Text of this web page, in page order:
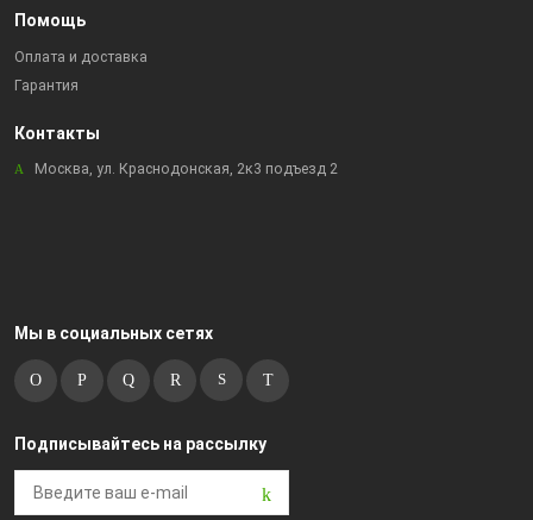
Помощь
Оплата и доставка
Гарантия
Контакты
Москва, ул. Краснодонская, 2к3 подъезд 2
Мы в социальных сетях
Подписывайтесь на рассылку